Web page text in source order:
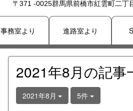
〒371 -0025群馬県前橋市紅雲町二
事務室より 進路室より
2021年8月の記事
2021年8月 5件